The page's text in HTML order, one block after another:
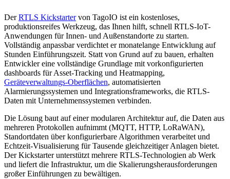
DerRTLS Kickstartervon TagoIO ist ein kostenloses,
produktionsreifes Werkzeug, das Ihnen hilft, schnell RTLS-IoT-
Anwendungen für Innen- und Außenstandorte zu starten.
Vollständig anpassbar verdichtet er monatelange Entwicklung auf
Stunden Einführungszeit. Statt von Grund auf zu bauen, erhalten
Entwickler eine vollständige Grundlage mit vorkonfigurierten
dashboards für Asset-Tracking und Heatmapping,
Geräteverwaltungs-Oberflächen, automatisierten
Alarmierungssystemen und Integrationsframeworks, die RTLS-
Daten mit Unternehmenssystemen verbinden.
Die Lösung baut auf einer modularen Architektur auf, die Daten aus
mehreren Protokollen aufnimmt (MQTT, HTTP, LoRaWAN),
Standortdaten über konfigurierbare Algorithmen verarbeitet und
Echtzeit-Visualisierung für Tausende gleichzeitiger Anlagen bietet.
Der Kickstarter unterstützt mehrere RTLS-Technologien ab Werk
und liefert die Infrastruktur, um die Skalierungsherausforderungen
großer Einführungen zu bewältigen.